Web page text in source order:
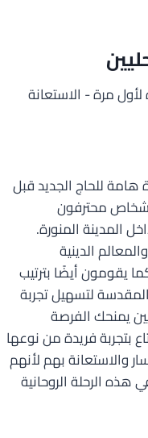
للحاج الجديد قبل
محترفون
المدينة المنورة.
الدينية
يقومون أيضًا بترتيب
لتسهيل تجربة
يمنحك الفرصة
بتجربة فريدة من نوعها
والاستعانة بهم لأنهم
هذه الرحلة الروحانية